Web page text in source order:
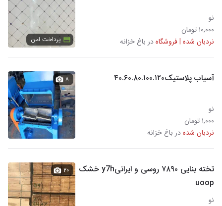
نو
۱۰,۰۰۰ تومان
نردبان شده | فروشگاهدر باغ خزانه پرداخت امن
آسیاب پلاستیک۴۰.۶۰.۸۰.۱۰۰.۱۲۰
نو
۱,۰۰۰ تومان
نردبان شدهدر باغ خزانه
۸
تخته بنایی ۷۸۹۰ روسی و ایرانیy7h خشک
uoop
نو
۲۰